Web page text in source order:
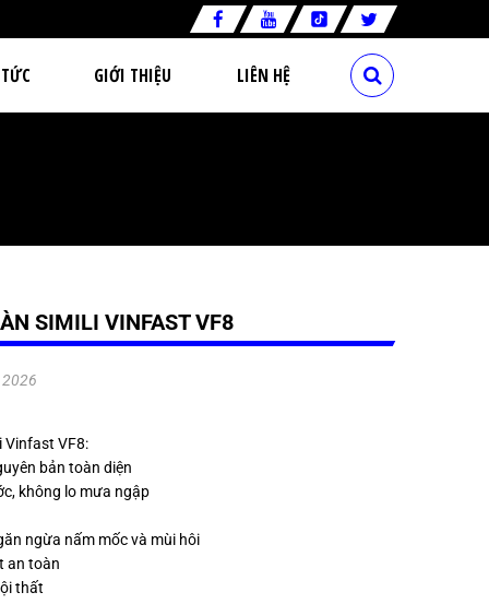
GIỚI THIỆU LIÊN HỆ
SIMILI VINFAST VF8
Vinfast VF8:
bản toàn diện
không lo mưa ngập
ngừa nấm mốc và mùi hôi
an toàn
thất